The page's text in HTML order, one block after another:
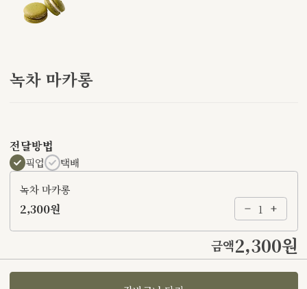
녹차 마카롱
전달방법
픽업
택배
녹차 마카롱
2,300원
금액2,300원